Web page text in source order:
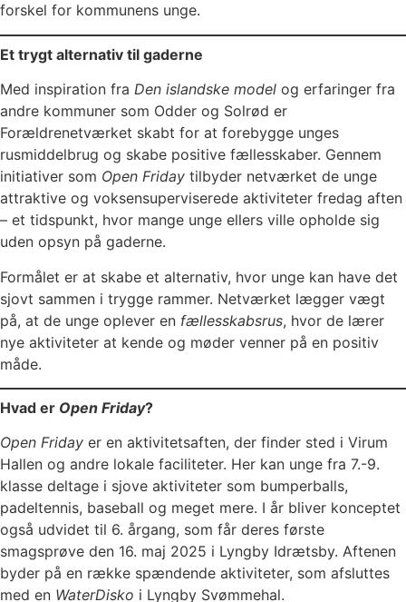
forskel for kommunens unge.
Et trygt alternativ til gaderne
Med inspiration fra Den islandske model og erfaringer fra
andre kommuner som Odder og Solrød er
Forældrenetværket skabt for at forebygge unges
rusmiddelbrug og skabe positive fællesskaber. Gennem
initiativer som Open Friday tilbyder netværket de unge
attraktive og voksensuperviserede aktiviteter fredag aften
– et tidspunkt, hvor mange unge ellers ville opholde sig
uden opsyn på gaderne.
Formålet er at skabe et alternativ, hvor unge kan have det
sjovt sammen i trygge rammer. Netværket lægger vægt
på, at de unge oplever en fællesskabsrus, hvor de lærer
nye aktiviteter at kende og møder venner på en positiv
måde.
Hvad er Open Friday?
Open Friday er en aktivitetsaften, der finder sted i Virum
Hallen og andre lokale faciliteter. Her kan unge fra 7.-9.
klasse deltage i sjove aktiviteter som bumperballs,
padeltennis, baseball og meget mere. I år bliver konceptet
også udvidet til 6. årgang, som får deres første
smagsprøve den 16. maj 2025 i Lyngby Idrætsby. Aftenen
byder på en række spændende aktiviteter, som afsluttes
med en WaterDisko i Lyngby Svømmehal.